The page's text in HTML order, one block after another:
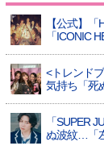
【公式】
「ICONIC
<トレンド
気持ち「死
「SUPER
ぬ波紋…「